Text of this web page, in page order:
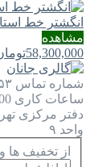
انگشتر خط
مشاهده
58,300,000
شماره تماس
ساعات کاری
دفتر مرکزی
واحد ۹
از تخفیف ها